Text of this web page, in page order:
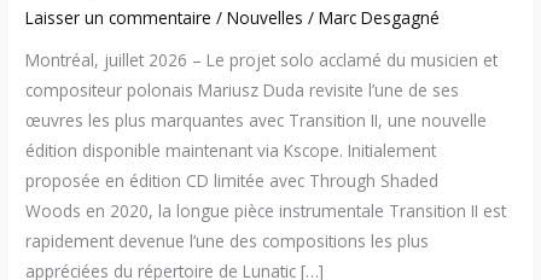
Laisser un commentaire /Nouvelles /Marc Desgagné
Montréal, juillet 2026 – Le projet solo acclamé du musicien et
compositeur polonais Mariusz Duda revisite l’une de ses
œuvres les plus marquantes avec Transition II, une nouvelle
édition disponible maintenant via Kscope. Initialement
proposée en édition CD limitée avec Through Shaded
Woods en 2020, la longue pièce instrumentale Transition II est
rapidement devenue l’une des compositions les plus
appréciées du répertoire de Lunatic […]